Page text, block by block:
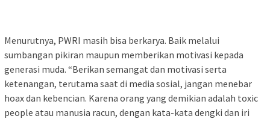
Menurutnya, PWRI masih bisa berkarya. Baik melalui
sumbangan pikiran maupun memberikan motivasi kepada
generasi muda. “Berikan semangat dan motivasi serta
ketenangan, terutama saat di media sosial, jangan menebar
hoax dan kebencian. Karena orang yang demikian adalah toxic
people atau manusia racun, dengan kata-kata dengki dan iri